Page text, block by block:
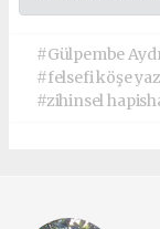
#Gülpembe
#felsefi köşe
#zihinsel